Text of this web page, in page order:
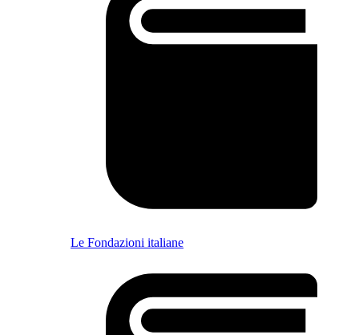
Le Fondazioni italiane